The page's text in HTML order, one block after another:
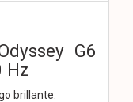
G6
Hz
brillante.